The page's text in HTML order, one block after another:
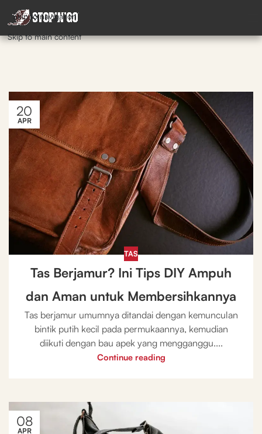
Skip to navigation
Skip to main content
20
APR
TAS
Tas Berjamur? Ini Tips DIY Ampuh
dan Aman untuk Membersihkannya
Tas berjamur umumnya ditandai dengan kemunculan
bintik putih kecil pada permukaannya, kemudian
diikuti dengan bau apek yang mengganggu....
Continue reading
08
APR